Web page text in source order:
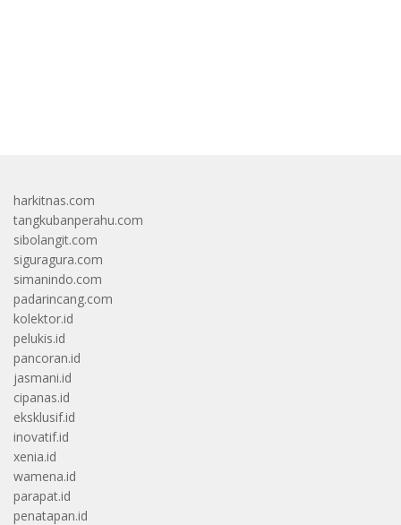
harkitnas.com
tangkubanperahu.com
sibolangit.com
siguragura.com
simanindo.com
padarincang.com
kolektor.id
pelukis.id
pancoran.id
jasmani.id
cipanas.id
eksklusif.id
inovatif.id
xenia.id
wamena.id
parapat.id
penatapan.id